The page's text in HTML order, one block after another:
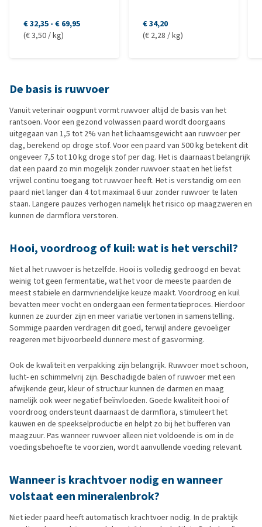
€ 32,35 - € 69,95
(€ 3,50 / kg)
€ 34,20
(€ 2,28 / kg)
De basis is ruwvoer
Vanuit veterinair oogpunt vormt ruwvoer altijd de basis van het
rantsoen. Voor een gezond volwassen paard wordt doorgaans
uitgegaan van 1,5 tot 2% van het lichaamsgewicht aan ruwvoer per
dag, berekend op droge stof. Voor een paard van 500 kg betekent dit
ongeveer 7,5 tot 10 kg droge stof per dag. Het is daarnaast belangrijk
dat een paard zo min mogelijk zonder ruwvoer staat en het liefst
vrijwel continu toegang tot ruwvoer heeft. Het is verstandig om een
paard niet langer dan 4 tot maximaal 6 uur zonder ruwvoer te laten
staan. Langere pauzes verhogen namelijk het risico op maagzweren en
kunnen de darmflora verstoren.
Hooi, voordroog of kuil: wat is het verschil?
Niet al het ruwvoer is hetzelfde. Hooi is volledig gedroogd en bevat
weinig tot geen fermentatie, wat het voor de meeste paarden de
meest stabiele en darmvriendelijke keuze maakt. Voordroog en kuil
bevatten meer vocht en ondergaan een fermentatieproces. Hierdoor
kunnen ze zuurder zijn en meer variatie vertonen in samenstelling.
Sommige paarden verdragen dit goed, terwijl andere gevoeliger
reageren met bijvoorbeeld dunnere mest of gasvorming.
Ook de kwaliteit en verpakking zijn belangrijk. Ruwvoer moet schoon,
lucht- en schimmelvrij zijn. Beschadigde balen of ruwvoer met een
afwijkende geur, kleur of structuur kunnen de darmen en maag
namelijk ook weer negatief beïnvloeden. Goede kwaliteit hooi of
voordroog ondersteunt daarnaast de darmflora, stimuleert het
kauwen en de speekselproductie en helpt zo bij het bufferen van
maagzuur. Pas wanneer ruwvoer alleen niet voldoende is om in de
voedingsbehoefte te voorzien, wordt aanvullende voeding relevant.
Wanneer is krachtvoer nodig en wanneer
volstaat een mineralenbrok?
Niet ieder paard heeft automatisch krachtvoer nodig. In de praktijk